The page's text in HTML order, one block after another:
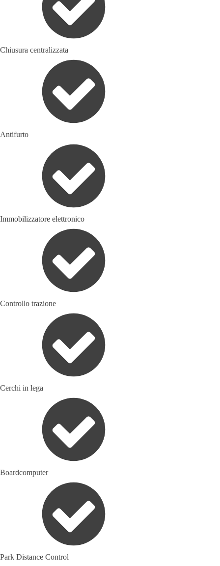
Chiusura centralizzata
Antifurto
Immobilizzatore elettronico
Controllo trazione
Cerchi in lega
Boardcomputer
Park Distance Control